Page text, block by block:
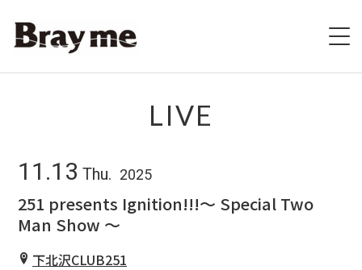
BIOGRAPHY
LIVE
11.13 Thu. 2025
251 presents Ignition!!!～ Special Two
Man Show ～
下北沢CLUB251